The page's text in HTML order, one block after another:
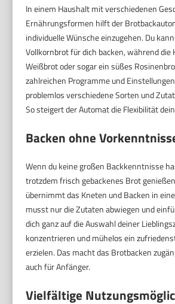
In einem Haushalt mit verschiedenen
Ernährungsformen hilft der
individuelle Wünsche einzugehen. Du
Vollkornbrot für dich backen, während die
Weißbrot oder sogar ein süßes
zahlreichen Programme und
problemlos verschiedene Sorten und
So steigert der Automat die Flexibilität
Backen ohne
Wenn du keine großen Backkenntnisse
trotzdem frisch gebackenes Brot
übernimmt das Kneten und Backen in
musst nur die Zutaten abwiegen und
dich ganz auf die Auswahl deiner
konzentrieren und mühelos ein
erzielen. Das macht das Brotbacken
auch für Anfänger.
Vielfältige